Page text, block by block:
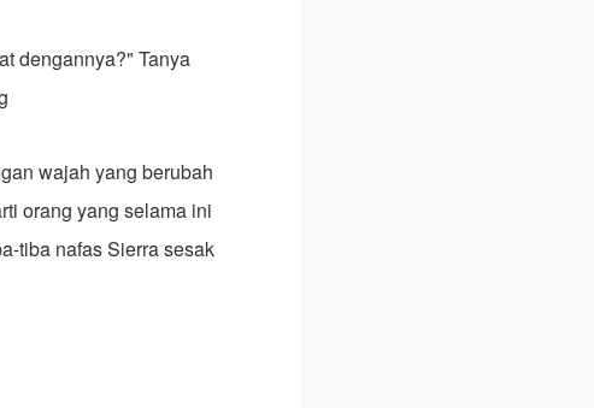
dengannya?" Tanya
wajah yang berubah
orang yang selama ini
tiba nafas Sierra sesak